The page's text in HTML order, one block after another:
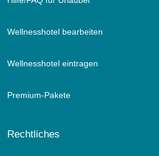
Wellnesshotel bearbeiten
Wellnesshotel eintragen
Premium-Pakete
Rechtliches